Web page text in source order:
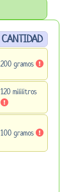
CANTIDAD
200 gramos
120 mililitros
100 gramos